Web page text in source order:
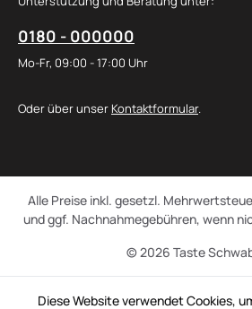
0180 - 000000
Mo-Fr, 09:00 - 17:00 Uhr
Oder über unser Kontaktformular.
© 2026 Taste
Alle Preise inkl. gesetzl.
und ggf. Nachnahmegebühren, wenn
Diese Website verwendet Cookies,